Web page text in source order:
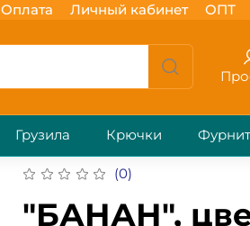
Оплата Личный кабинет ОПТ
Грузила Крючки
(0)
"БАНАН",